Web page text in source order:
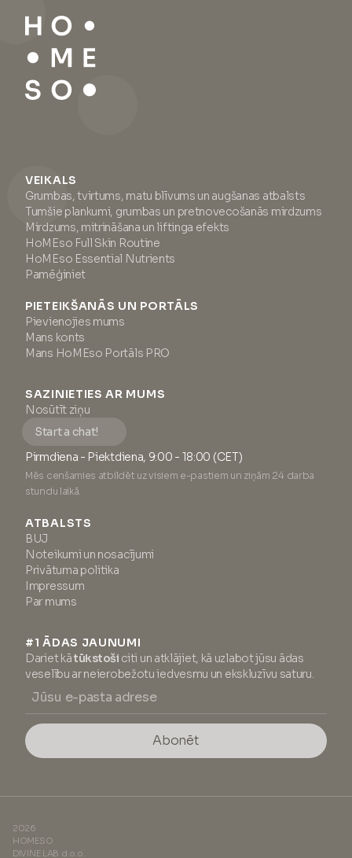
VEIKALS
Grumbas, tvirtums, matu blīvums un augšanas atbalsts
Tumšie plankumi, grumbas un pretnovecošanās mirdzums
Mirdzums, mitrināšana un liftinga efekts
HoMEso Full Skin Routine
HoMEso Essential Nutrients
Pamēģiniet
PIETEIKŠANĀS UN PORTĀLS
Pievienojies mums
Mans konts
Mans HoMEso Portāls PRO
SAZINIETIES AR MUMS
Nosūtīt ziņu
Start a chat!
Pirmdiena - Piektdiena, 9:00 - 18:00 (CET)
Mēs cenšamies atbildēt uz visiem e-pastiem un ziņām 24 darba
stundu laikā.
ATBALSTS
BUJ
Noteikumi un nosacījumi
Privātuma politika
Impressum
Par mums
#1 ĀDAS JAUNUMI
Dariet kātūkstoši citi un atklājiet, kā uzlabot jūsu ādas
veselību ar neierobežotu iedvesmu un ekskluzīvu saturu.
Abonēt
2026
HOMESO
DIVINE LAB d.o.o.